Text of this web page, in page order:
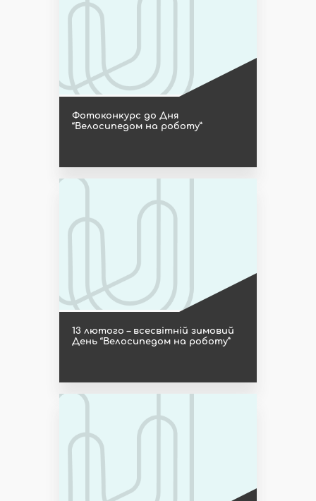
Фотоконкурс до Дня
“Велосипедом на роботу”
13 лютого – всесвітній зимовий
День “Велосипедом на роботу”